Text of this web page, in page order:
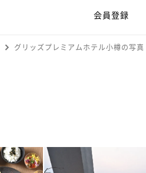
会員登録
グリッズプレミアムホテル小樽の写真